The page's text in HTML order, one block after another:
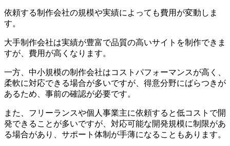
依頼する制作会社の規模や実績によっても費用が変動しま
す。
大手制作会社は実績が豊富で品質の高いサイトを制作できま
すが、費用が高くなります。
一方、中小規模の制作会社はコストパフォーマンスが高く、
柔軟に対応できる場合が多いですが、得意分野にばらつきが
あるため、事前の確認が必要です。
また、フリーランスや個人事業主に依頼すると低コストで開
発できることが多いですが、対応可能な開発規模に制限があ
る場合があり、サポート体制が手薄になることもあります。